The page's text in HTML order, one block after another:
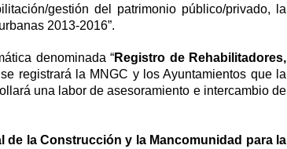
gestión del patrimonio público/privado, la
2013-2016”.
denominada “Registro de Rehabilitadores,
registrará la MNGC y los Ayuntamientos que la
una labor de asesoramiento e intercambio de
la Construcción y la Mancomunidad para la